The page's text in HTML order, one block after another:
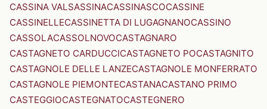
CASSINA VALSASSINACASSINASCOCASSINE
CASSINELLECASSINETTA DI LUGAGNANOCASSINO
CASSOLACASSOLNOVOCASTAGNARO
CASTAGNETO CARDUCCICASTAGNETO POCASTAGNITO
CASTAGNOLE DELLE LANZECASTAGNOLE MONFERRATO
CASTAGNOLE PIEMONTECASTANACASTANO PRIMO
CASTEGGIOCASTEGNATOCASTEGNERO